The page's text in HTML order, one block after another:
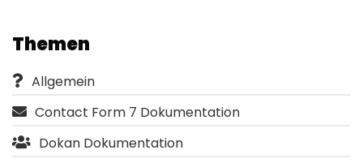
Themen
Allgemein
Contact Form 7 Dokumentation
Dokan Dokumentation